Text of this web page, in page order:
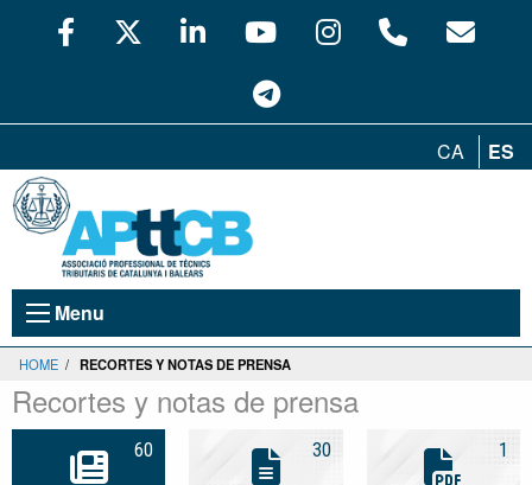
CA ES
Menu
HOME / RECORTES Y NOTAS DE PRENSA
Recortes y notas de prensa
60 30 1